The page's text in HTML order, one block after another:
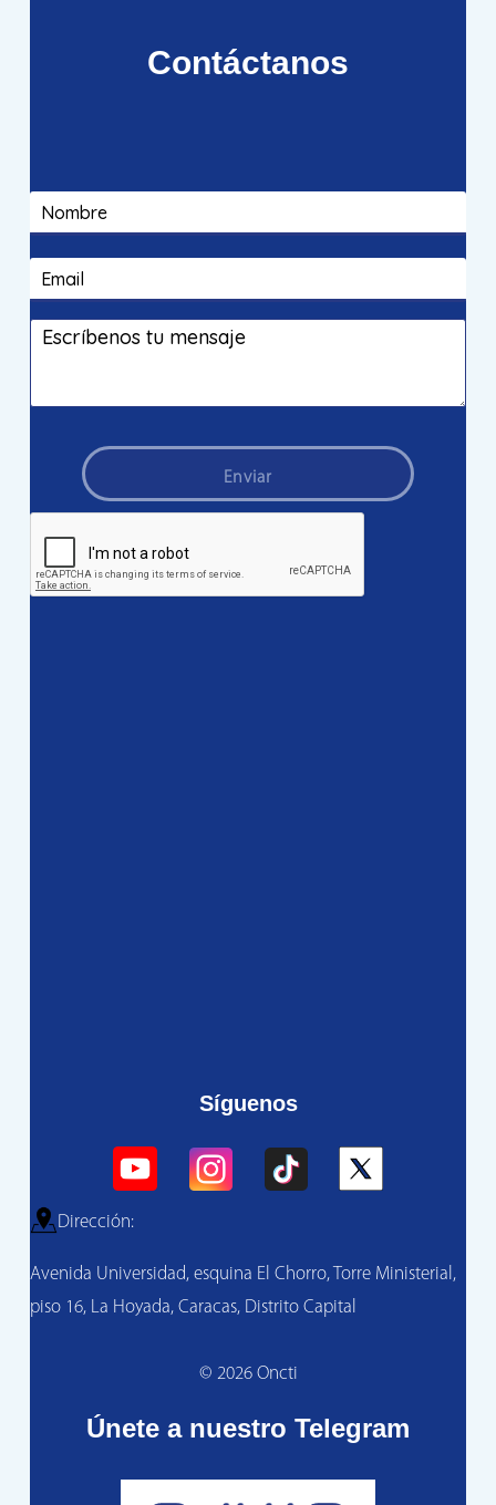
Contáctanos
Enviar
Síguenos
Dirección:
Avenida Universidad, esquina El Chorro, Torre Ministerial,
piso 16, La Hoyada, Caracas, Distrito Capital
© 2026 Oncti
Únete a nuestro Telegram